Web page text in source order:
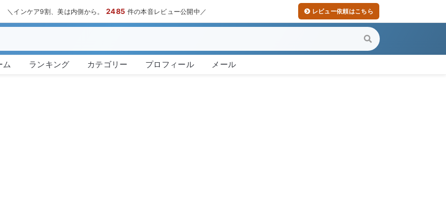
＼インケア9割、美は内側から。2485 件の本音レビュー公開中／ レビュー依頼はこちら
ム ランキング カテゴリー プロフィール メール